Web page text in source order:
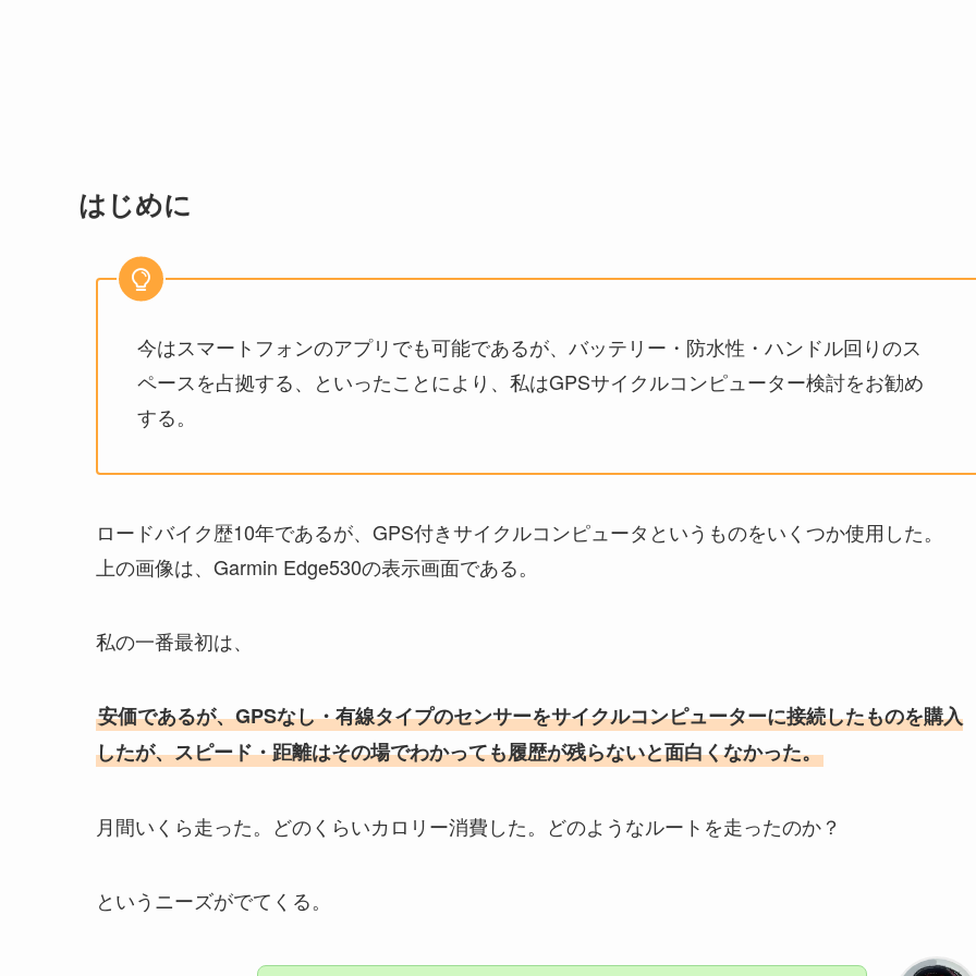
はじめに
今はスマートフォンのアプリでも可能であるが、バッテリー・防水性・ハンドル回りのス
ペースを占拠する、といったことにより、私はGPSサイクルコンピューター検討をお勧め
する。
ロードバイク歴10年であるが、GPS付きサイクルコンピュータというものをいくつか使用した。
上の画像は、Garmin Edge530の表示画面である。
私の一番最初は、
安価であるが、GPSなし・有線タイプのセンサーをサイクルコンピューターに接続したものを購入
したが、スピード・距離はその場でわかっても履歴が残らないと面白くなかった。
月間いくら走った。どのくらいカロリー消費した。どのようなルートを走ったのか？
というニーズがでてくる。